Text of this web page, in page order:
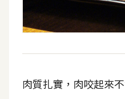
版
型
肉質扎實，肉咬起來